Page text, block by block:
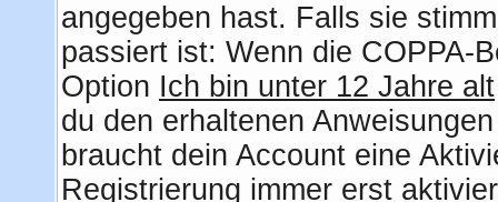
angegeben hast. Falls sie
passiert ist: Wenn die COPPA-
Option Ich bin unter 12 Jahre alt
du den erhaltenen
braucht dein Account eine
Registrierung immer erst